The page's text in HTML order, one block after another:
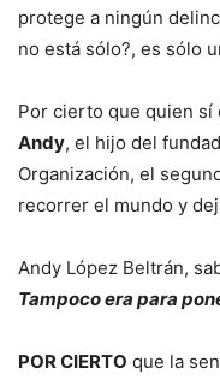
protege a ningún
no está sólo?, es sólo
Por cierto que quien
Andy, el hijo del
Organización, el
recorrer el mundo y
Andy López Beltrán,
Tampoco era para
POR CIERTO que la